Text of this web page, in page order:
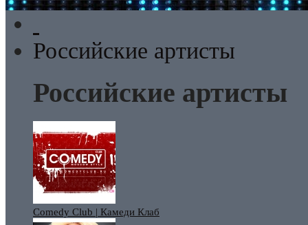
Российские артисты
Российские артисты
Comedy Club | Камеди Клаб